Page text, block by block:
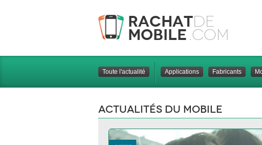
Rachatde
Mobile .com
Toute l'actualité Applications Fabricants
Actualités du mobile